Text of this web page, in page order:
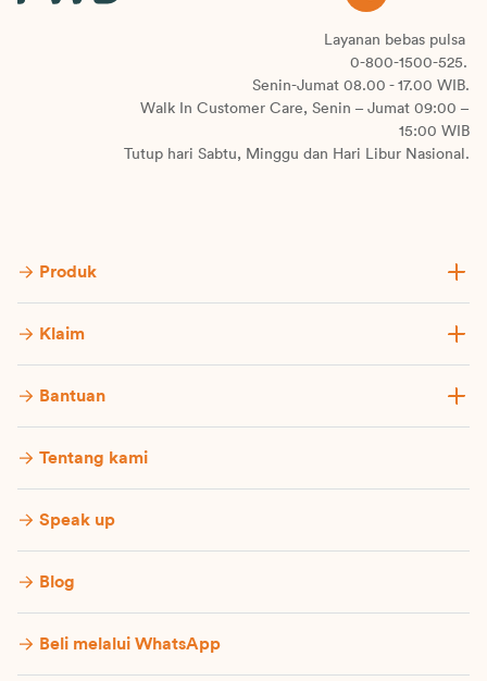
Layanan bebas pulsa
0-800-1500-525.
Senin-Jumat 08.00 - 17.00 WIB.
Walk In Customer Care, Senin – Jumat 09:00 –
15:00 WIB
Tutup hari Sabtu, Minggu dan Hari Libur Nasional.
Produk
Klaim
Bantuan
Tentang kami
Speak up
Blog
Beli melalui WhatsApp